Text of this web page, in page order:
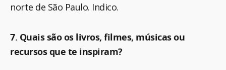
norte de São Paulo. Indico.
7. Quais são os livros, filmes, músicas ou
recursos que te inspiram?